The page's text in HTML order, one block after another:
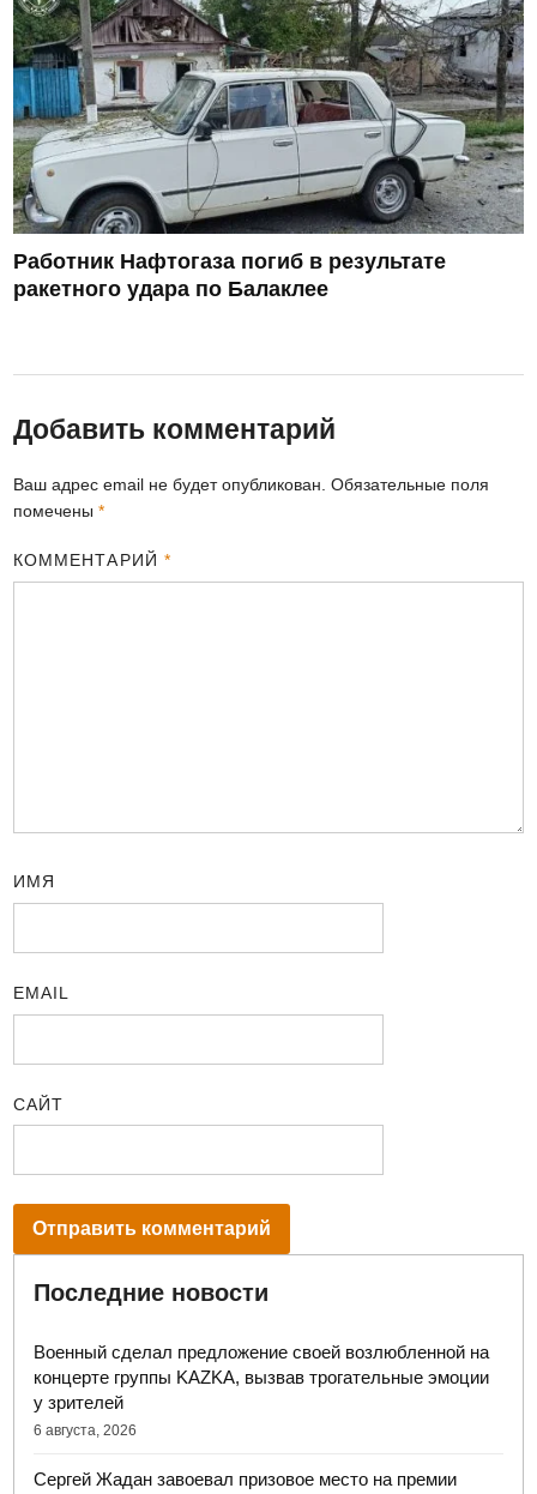
Работник Нафтогаза погиб в результате
ракетного удара по Балаклее
Добавить комментарий
Ваш адрес email не будет опубликован. Обязательные поля
помечены*
КОММЕНТАРИЙ *
ИМЯ
EMAIL
САЙТ
Последние новости
Военный сделал предложение своей возлюбленной на
концерте группы KAZKA, вызвав трогательные эмоции
у зрителей
6 августа, 2026
Сергей Жадан завоевал призовое место на премии